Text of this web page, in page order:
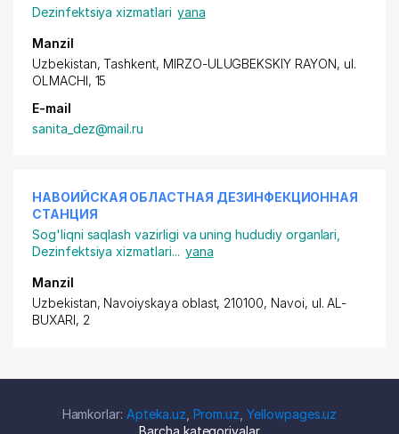
Dezinfektsiya xizmatlari yana
Manzil
Uzbekistan, Tashkent, MIRZO-ULUGBEKSKIY RAYON, ul.
OLMACHI, 15
E-mail
sanita_dez@mail.ru
НАВОИЙСКАЯ ОБЛАСТНАЯ ДЕЗИНФЕКЦИОННАЯ
СТАНЦИЯ
Sog'liqni saqlash vazirligi va uning hududiy organlari
Dezinfektsiya xizmatlari... yana
Manzil
Uzbekistan, Navoiyskaya oblast, 210100, Navoi, ul. AL-
BUXARI, 2
Hamkorlar: Apteka.uz Prom.uz ,Yellowpages.uz
Barcha kategoriyalar